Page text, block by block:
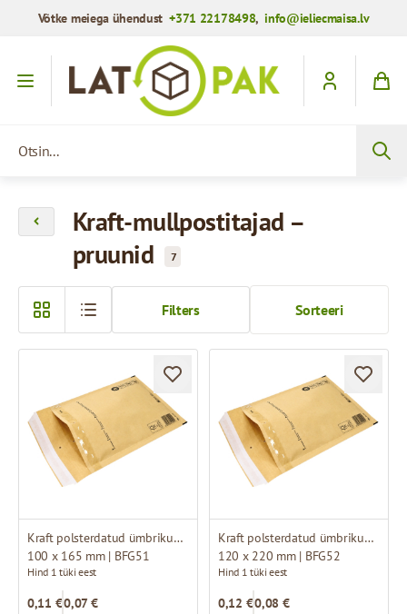
Võtke meiega ühendust+371 22178498,info@ieliecmaisa.lv
Kraft-mullpostitajad –
pruunid
7
Sorteeri
Filters
Kraft polsterdatud ümbrikud A11
100 x 165 mm | BFG51
Hind 1 tüki eest
0,11 €0,07 €
Kraft polsterdatud ümbrikud B12
120 x 220 mm | BFG52
Hind 1 tüki eest
0,12 €0,08 €